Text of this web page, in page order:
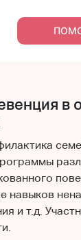
в
навыков
и т.д.